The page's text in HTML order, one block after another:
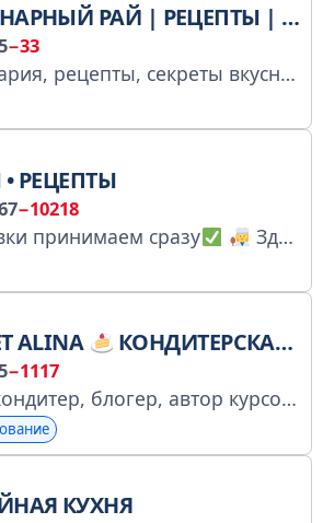
РАЙ | РЕЦЕПТЫ | ДИЕТЫ
−33
Кулинария, рецепты, секреты вкусных блюд! Лучшие повара и любители делятся с вами своими рецептами и тайнами приготовления крутых блюд! Купить рекламу - @alina_mscw Зарегистрирован в РКН: https://www.gosuslugi.ru/snet/679a358dde33c35b5d0fe586
РЕЦЕПТЫ
−10218
принимаем сразу Здесь мы собрали лучшие и вкусные рецепты супов и бульонов По всем вопросам: @alexx001k Менеджеры: @Ann202425 Ссылка для друга - https://t.me/+tpjDfdLXET4yZmM6
ALINA КОНДИТЕРСКАЯ ШКОЛА
−1117
Шеф-кондитер, блогер, автор курсов для начинающих и опытных кондитеров.
КУХНЯ